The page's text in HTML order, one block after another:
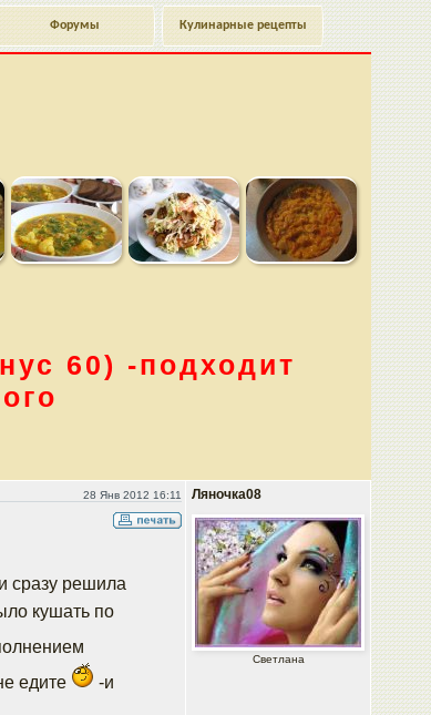
Кулинарные рецепты
Форумы
60) -подходит
28 Янв 2012 16:11 Ляночка08
Светлана
и сразу решила
кушать по
едите
-и